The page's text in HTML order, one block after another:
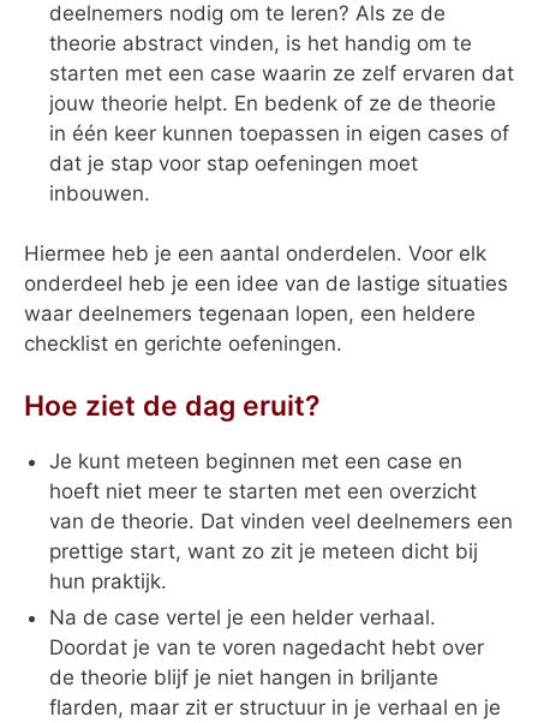
deelnemers nodig om te leren? Als ze de
theorie abstract vinden, is het handig om te
starten met een case waarin ze zelf ervaren dat
jouw theorie helpt. En bedenk of ze de theorie
in één keer kunnen toepassen in eigen cases of
dat je stap voor stap oefeningen moet
inbouwen.
Hiermee heb je een aantal onderdelen. Voor elk
onderdeel heb je een idee van de lastige situaties
waar deelnemers tegenaan lopen, een heldere
checklist en gerichte oefeningen.
Hoe ziet de dag eruit?
Je kunt meteen beginnen met een case en
hoeft niet meer te starten met een overzicht
van de theorie. Dat vinden veel deelnemers een
prettige start, want zo zit je meteen dicht bij
hun praktijk.
Na de case vertel je een helder verhaal.
Doordat je van te voren nagedacht hebt over
de theorie blijf je niet hangen in briljante
flarden, maar zit er structuur in je verhaal en je